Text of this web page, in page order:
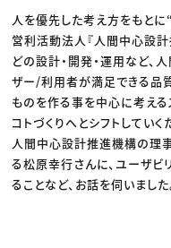
業界解説・キャリア事
お役立ち基礎知識
映像クリエイター
マーケッター
クリエイターインタビ
C＆R Magazine
ニュース・トレンド
ニュース・トレンド トッ
Web
映像
ゲーム・エンタメ
広告
出版
CREATIVE VILLAGE
プロフェッシ
人を優先した考え方をもとに
営利活動法人『人間中心設計
どの設計・開発・運用など、
ザー/利用者が満足できる品
ものを作る事を中心に考える
コトづくりへとシフトしてい
人間中心設計推進機構の理
る松原幸行さんに、ユーザビ
ることなど、お話を伺いました